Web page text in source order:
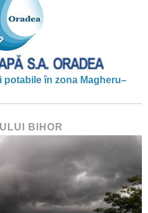
potabile în zona Magheru–
BIHOR